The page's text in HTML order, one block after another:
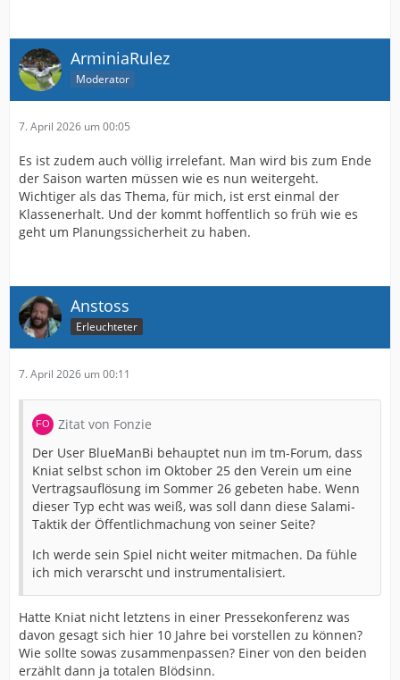
ArminiaRulez
Moderator
7. April 2026 um 00:05
Es ist zudem auch völlig irrelefant. Man wird bis zum Ende
der Saison warten müssen wie es nun weitergeht.
Wichtiger als das Thema, für mich, ist erst einmal der
Klassenerhalt. Und der kommt hoffentlich so früh wie es
geht um Planungssicherheit zu haben.
Anstoss
Erleuchteter
7. April 2026 um 00:11
Zitat von Fonzie
Der User BlueManBi behauptet nun im tm-Forum, dass
Kniat selbst schon im Oktober 25 den Verein um eine
Vertragsauflösung im Sommer 26 gebeten habe. Wenn
dieser Typ echt was weiß, was soll dann diese Salami-
Taktik der Öffentlichmachung von seiner Seite?
Ich werde sein Spiel nicht weiter mitmachen. Da fühle
ich mich verarscht und instrumentalisiert.
Hatte Kniat nicht letztens in einer Pressekonferenz was
davon gesagt sich hier 10 Jahre bei vorstellen zu können?
Wie sollte sowas zusammenpassen? Einer von den beiden
erzählt dann ja totalen Blödsinn.